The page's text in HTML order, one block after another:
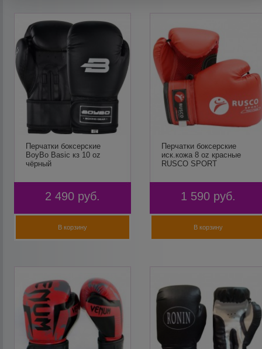
Перчатки боксерские
BoyBo Basic кз 10 oz
чёрный
2 490 руб.
В корзину
Перчатки боксерские
иск.кожа 8 oz красные
RUSCO SPORT
1 590 руб.
В корзину